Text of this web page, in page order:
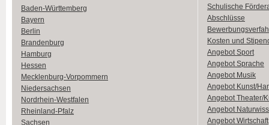
Baden-Württemberg
Bayern
Berlin
Brandenburg
Hamburg
Hessen
Mecklenburg-Vorpommern
Niedersachsen
Nordrhein-Westfalen
Rheinland-Pfalz
Sachsen
Schulische
Abschlüsse
Kosten und
Angebot Sport
Angebot Sprache
Angebot Musik
Angebot Kunst/
Angebot Theater/
Angebot
Angebot Wirtschaft